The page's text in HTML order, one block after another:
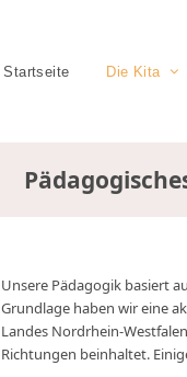
Startseite Die Kita
Unsere Pädagogik basiert
Grundlage haben wir eine
Landes Nordrhein-
Richtungen beinhaltet.